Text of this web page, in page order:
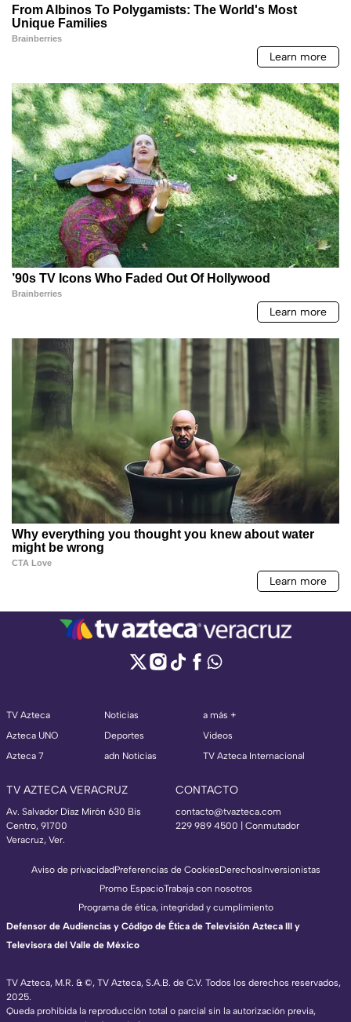
TV Azteca
Azteca UNO
Azteca 7
Noticias
Deportes
adn Noticias
a más +
Videos
TV Azteca Internacional
TV AZTECA VERACRUZ
Av. Salvador Díaz Mirón 630 Bis
Centro, 91700
Veracruz, Ver.
CONTACTO
contacto@tvazteca.com
229 989 4500 | Conmutador
TV Azteca, M.R. & ©, TV Azteca, S.A.B. de C.V. Todos los derechos reservados,
2025.
Queda prohibida la reproducción total o parcial sin la autorización previa,
Aviso de privacidadPreferencias de CookiesDerechosInversionistas
Promo EspacioTrabaja con nosotros
Programa de ética, integridad y cumplimiento
Defensor de Audiencias y Código de Ética de Televisión Azteca III y
Televisora del Valle de México